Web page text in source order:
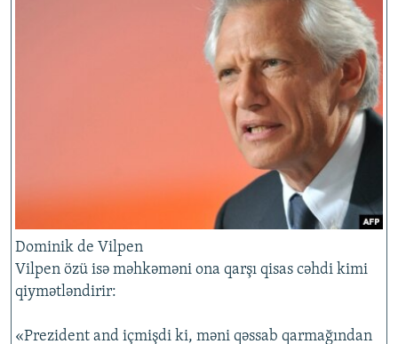
Dominik de Vilpen
Vilpen özü isə məhkəməni ona qarşı qisas cəhdi kimi
qiymətləndirir:
«Prezident and içmişdi ki, məni qəssab qarmağından